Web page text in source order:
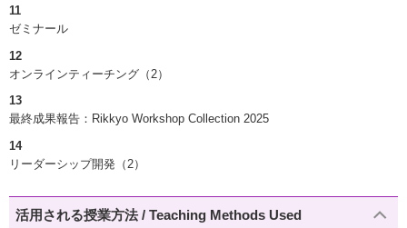
11
ゼミナール
12
オンラインティーチング（2）
13
最終成果報告：Rikkyo Workshop Collection 2025
14
リーダーシップ開発（2）
活用される授業方法 / Teaching Methods Used